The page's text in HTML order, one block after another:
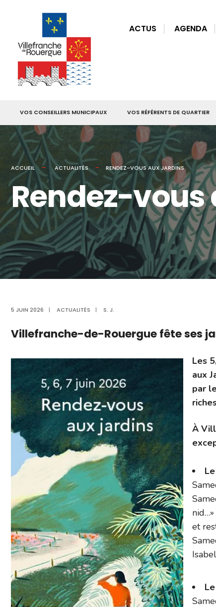
ACTUS AGENDA
VOS CONSEILLERS MUNICIPAUX VOS RÉFÉRENTS DE QUARTIER
ACCUEIL ACTUALITÉS RENDEZ-VOUS AUX JARDINS
Rendez-
5 JUIN 2026 | ACTUALITÉS | S. J.
Villefranche-de-Rouergue fête ses
Les
aux
par
À
et